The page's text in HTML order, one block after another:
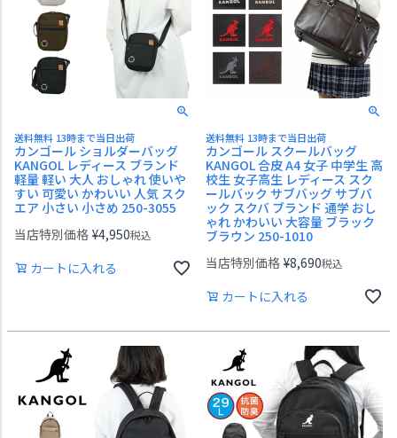
送料無料 13時まで当日出荷
カンゴール ショルダーバッグ
KANGOL レディース ブランド
軽量 軽い 大人 おしゃれ 使いや
すい 可愛い かわいい 人気 スク
エア 小さい 小さめ 250-3055
当店特別価格 ¥4,950税込
カートに入れる
送料無料 13時まで当日出荷
カンゴール スクールバッグ
KANGOL 合皮 A4 女子 中学生 高
校生 女子高生 レディース スク
ールバック サブバッグ サブバ
ック スクバ ブランド 通学 おし
ゃれ かわいい 大容量 ブラック
ブラウン 250-1010
当店特別価格 ¥8,690税込
カートに入れる